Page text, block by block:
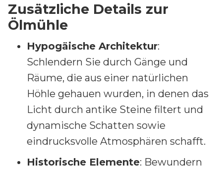
Zusätzliche Details zur
Ölmühle
Hypogäische Architektur:
Schlendern Sie durch Gänge und
Räume, die aus einer natürlichen
Höhle gehauen wurden, in denen das
Licht durch antike Steine filtert und
dynamische Schatten sowie
eindrucksvolle Atmosphären schafft.
Historische Elemente: Bewundern